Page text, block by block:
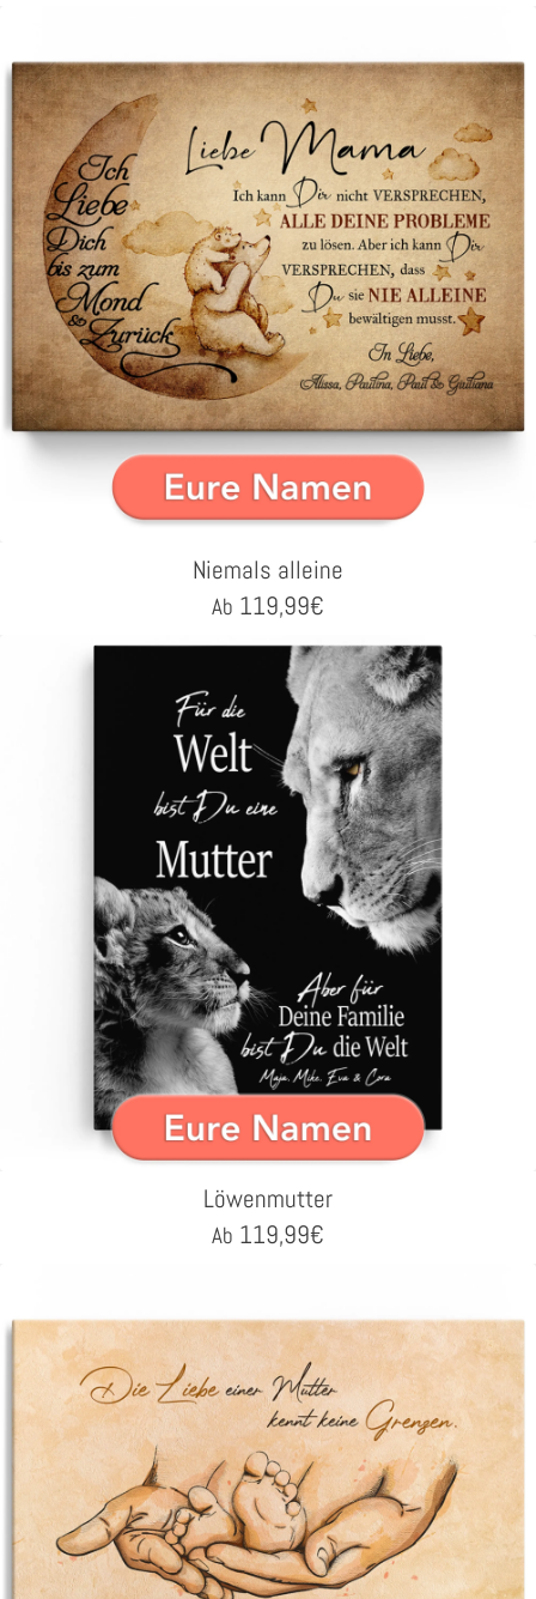
Niemals alleine
Ab 119,99€
Löwenmutter
Ab 119,99€